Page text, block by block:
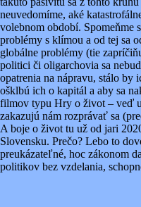
neuvedomíme, aké
volebnom období. Spomeňme
problémy s klímou a od tej sa
globálne problémy (tie
politici či oligarchovia sa
opatrenia na nápravu, stálo by
ošklbú ich o kapitál a aby sa
filmov typu Hry o život – veď
zakazujú nám rozprávať sa
A boje o život tu už od jari
Slovensku. Prečo? Lebo to
preukázateľné, hoc zákonom
politikov bez vzdelania,